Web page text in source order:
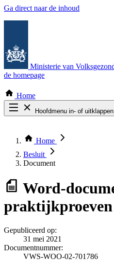
Ga direct naar de inhoud
Ministerie van
de homepage
Home
Hoofdmenu in- of uitklappen
Thema COVID-19
Bekijk per bestuursorgaan
Home
Besluit
Document
Word-
Gepubliceerd op:
31 mei 2021
Documentnummer:
VWS-WOO-02-701786